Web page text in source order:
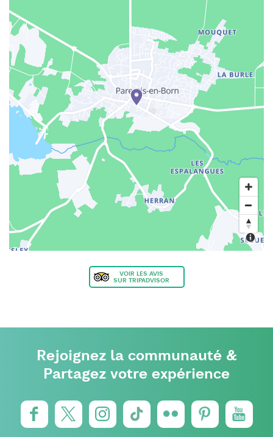
VOIR LES AVIS
SUR TRIPADVISOR
Rejoignez la communauté &
Partagez votre expérience